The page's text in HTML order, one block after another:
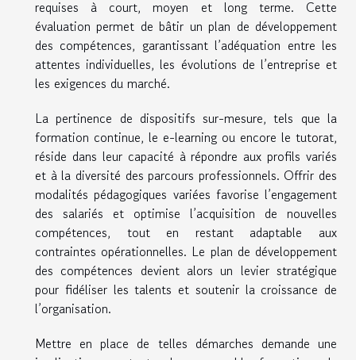
requises à court, moyen et long terme. Cette
évaluation permet de bâtir un plan de développement
des compétences, garantissant l’adéquation entre les
attentes individuelles, les évolutions de l’entreprise et
les exigences du marché.
La pertinence de dispositifs sur-mesure, tels que la
formation continue, le e-learning ou encore le tutorat,
réside dans leur capacité à répondre aux profils variés
et à la diversité des parcours professionnels. Offrir des
modalités pédagogiques variées favorise l’engagement
des salariés et optimise l’acquisition de nouvelles
compétences, tout en restant adaptable aux
contraintes opérationnelles. Le plan de développement
des compétences devient alors un levier stratégique
pour fidéliser les talents et soutenir la croissance de
l’organisation.
Mettre en place de telles démarches demande une